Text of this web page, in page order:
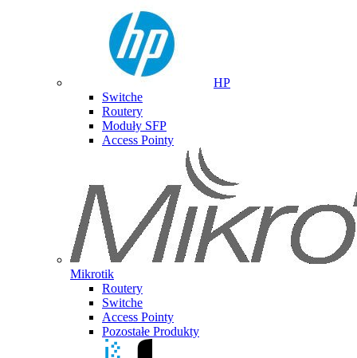
HP
Switche
Routery
Moduły SFP
Access Pointy
Mikrotik
Routery
Switche
Access Pointy
Pozostałe Produkty